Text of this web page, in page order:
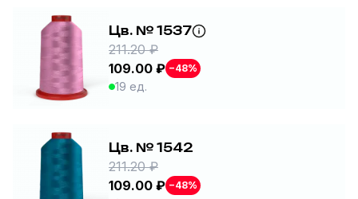
Цв. № 1537
211.20 ₽
109.00 ₽ −48%
19 ед.
Цв. № 1542
211.20 ₽
109.00 ₽ −48%